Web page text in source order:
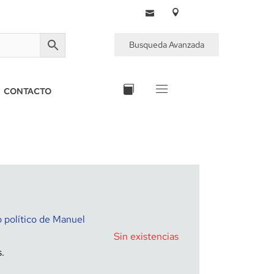
Busqueda Avanzada
CONTACTO
político de Manuel
Sin existencias